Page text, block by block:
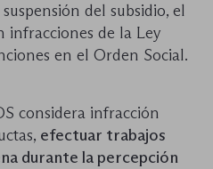
del subsidio, el
infracciones de la Ley
en el Orden Social.
considera infracción
efectuar trabajos
durante la percepción